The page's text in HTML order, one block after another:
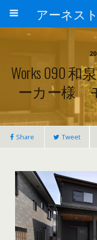
Works 090
ーカー様
Share Tweet